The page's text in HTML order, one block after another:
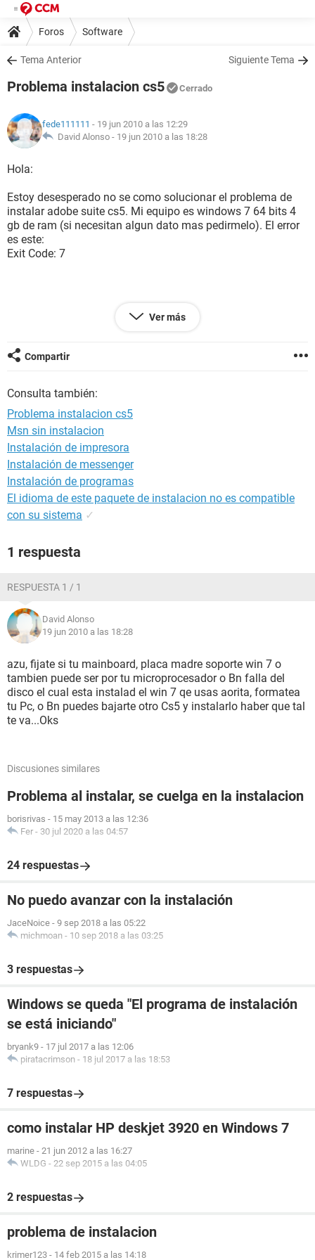
Foros Software
Tema Anterior Siguiente Tema
Problema instalacion cs5 Cerrado
fede111111 - 19 jun 2010 a las 12:29
David Alonso - 19 jun 2010 a las 18:28
Hola:
Estoy desesperado no se como solucionar el problema de
instalar adobe suite cs5. Mi equipo es windows 7 64 bits 4
gb de ram (si necesitan algun dato mas pedirmelo). El error
es este:
Exit Code: 7
-------------------------------------- Summary --------------------------------------
- 0 fatal error(s), 39 error(s), 63 warning(s)
WARNING: Display requirements not met for {1BBD8D70-
721A-41AD-AC8F-7308A0C8FA92}
WARNING: OS requirements not met for {1BBD8D70-721A-
41AD-AC8F-7308A0C8FA92}
WARNING: Display requirements not met for {33A3F995-
WARNING: OS requirements not met for {33A3F995-8333-
4676-8D6F-AB7674BB52EA}
WARNING: Display requirements not met for {565DE707-
5798-4FC3-8DF6-0F58A348A9B0}
WARNING: OS requirements not met for {565DE707-5798-
4FC3-8DF6-0F58A348A9B0}
A879-4BE7-A4C6-FD41793942DB}
4BE7-A4C6-FD41793942DB}
1E0E-4C8F-B822-E2E3680C0FCE}
WARNING: OS requirements not met for {694213D7-1E0E-
4C8F-B822-E2E3680C0FCE}
WARNING: Display requirements not met for {7816FDDE-
40D4-482D-AD7D-97858985DB3E}
WARNING: OS requirements not met for {7816FDDE-40D4-
Ver más
Compartir
Consulta también:
Problema instalacion cs5
Msn sin instalacion
Instalación de impresora
Instalación de messenger
Instalación de programas
El idioma de este paquete de instalacion no es compatible
con su sistema ✓
1 respuesta
RESPUESTA 1 / 1
David Alonso
19 jun 2010 a las 18:28
azu, fijate si tu mainboard, placa madre soporte win 7 o
tambien puede ser por tu microprocesador o Bn falla del
disco el cual esta instalad el win 7 qe usas aorita, formatea
tu Pc, o Bn puedes bajarte otro Cs5 y instalarlo haber que tal
te va...Oks
Discusiones similares
Problema al instalar, se cuelga en la instalacion
borisrivas - 15 may 2013 a las 12:36
Fer - 30 jul 2020 a las 04:57
24 respuestas
No puedo avanzar con la instalación
JaceNoice - 9 sep 2018 a las 05:22
michmoan - 10 sep 2018 a las 03:25
3 respuestas
Windows se queda "El programa de instalación
se está iniciando"
bryank9 - 17 jul 2017 a las 12:06
piratacrimson - 18 jul 2017 a las 18:53
7 respuestas
como instalar HP deskjet 3920 en Windows 7
marine - 21 jun 2012 a las 16:27
WLDG - 22 sep 2015 a las 04:05
2 respuestas
problema de instalacion
krimer123 - 14 feb 2015 a las 14:18